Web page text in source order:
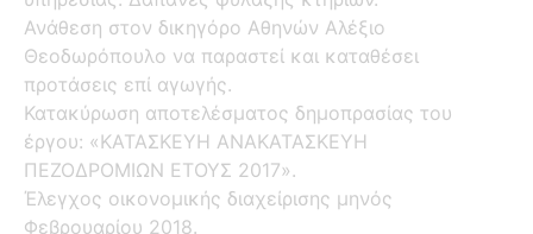
Ανάθεση στον δικηγόρο Αθηνών Αλέξιο
Θεοδωρόπουλο να παραστεί και καταθέσει
προτάσεις επί αγωγής.
Κατακύρωση αποτελέσματος δημοπρασίας του
έργου: «ΚΑΤΑΣΚΕΥΗ ΑΝΑΚΑΤΑΣΚΕΥΗ
ΠΕΖΟΔΡΟΜΙΩΝ ΕΤΟΥΣ 2017».
Έλεγχος οικονομικής διαχείρισης μηνός
Φεβρουαρίου 2018.